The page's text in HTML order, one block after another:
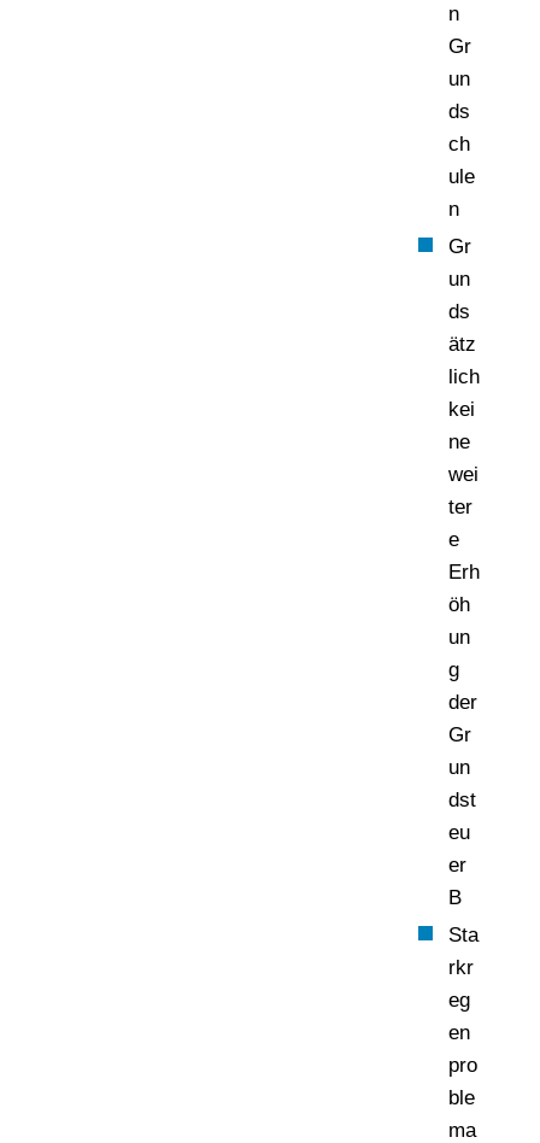
n
Gr
un
ds
ch
ule
n
Gr
un
ds
ätz
lich
kei
ne
wei
ter
e
Erh
öh
un
g
der
Gr
un
dst
eu
er
B
Sta
rkr
eg
en
pro
ble
ma